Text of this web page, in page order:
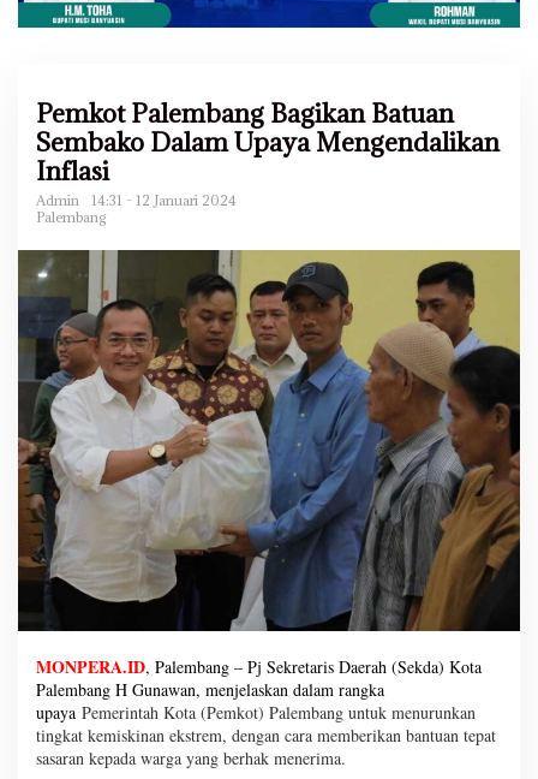
Pemkot Palembang Bagikan Batuan
Sembako Dalam Upaya Mengendalikan
Inflasi
Admin
14:31 - 12 Januari 2024
Palembang
MONPERA.ID, Palembang – Pj Sekretaris Daerah (Sekda) Kota
Palembang H Gunawan, menjelaskan dalam rangka
upaya Pemerintah Kota (Pemkot) Palembang untuk menurunkan
tingkat kemiskinan ekstrem, dengan cara memberikan bantuan tepat
sasaran kepada warga yang berhak menerima.